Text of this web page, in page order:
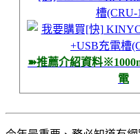
➽推薦介紹資料
電